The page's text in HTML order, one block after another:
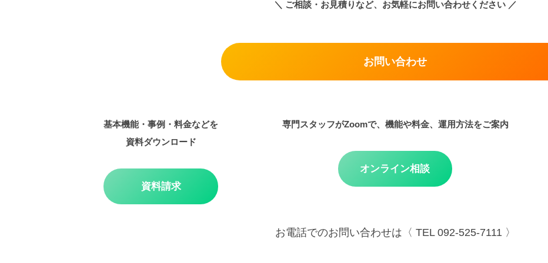
＼ ご相談・お見積りなど、お気軽にお問い合わせください／
お問い合わせ
基本機能・事例・料金などを
資料ダウンロード
資料請求
専門スタッフがZoomで、機能や料金、運用方法をご案内
オンライン相談
お電話でのお問い合わせは〈 TEL 092-525-7111 〉